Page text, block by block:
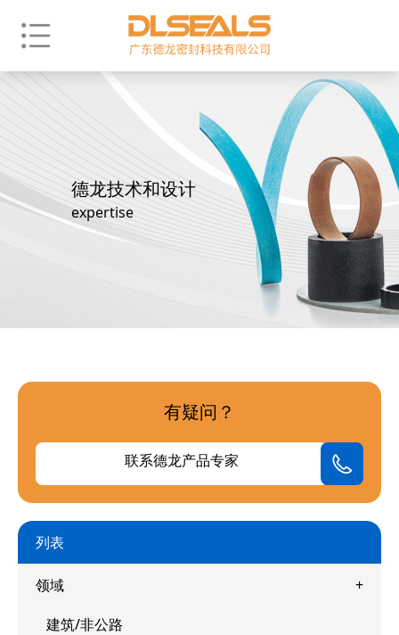
德龙技术和设计
expertise
有疑问？
联系德龙产品专家
列表
领域
建筑/非公路